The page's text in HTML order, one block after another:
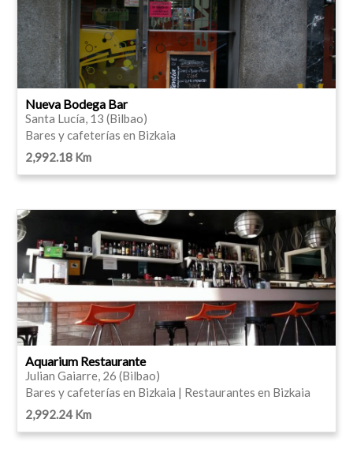
Nueva Bodega Bar
Santa Lucía, 13 (Bilbao)
Bares y cafeterías en Bizkaia
2,992.18 Km
Aquarium Restaurante
Julian Gaiarre, 26 (Bilbao)
Bares y cafeterías en Bizkaia | Restaurantes en Bizkaia
2,992.24 Km